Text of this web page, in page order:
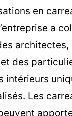
en
a
architectes,
des
intérieurs
Les